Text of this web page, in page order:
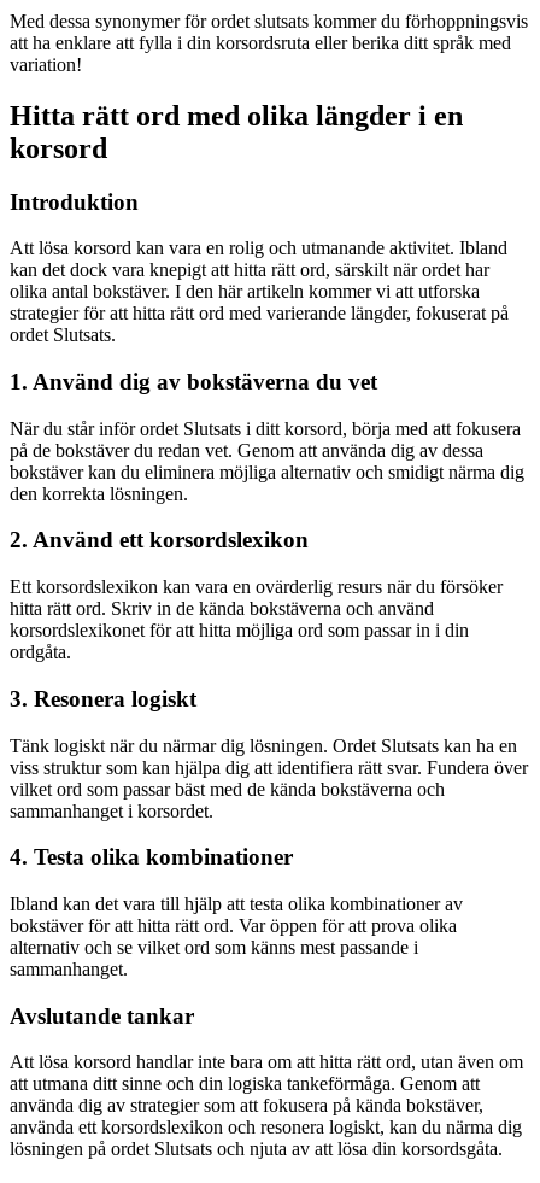
Med dessa synonymer för ordet slutsats kommer du förhoppningsvis
att ha enklare att fylla i din korsordsruta eller berika ditt språk med
variation!
Hitta rätt ord med olika längder i en
korsord
Introduktion
Att lösa korsord kan vara en rolig och utmanande aktivitet. Ibland
kan det dock vara knepigt att hitta rätt ord, särskilt när ordet har
olika antal bokstäver. I den här artikeln kommer vi att utforska
strategier för att hitta rätt ord med varierande längder, fokuserat på
ordet Slutsats.
1. Använd dig av bokstäverna du vet
När du står inför ordet Slutsats i ditt korsord, börja med att fokusera
på de bokstäver du redan vet. Genom att använda dig av dessa
bokstäver kan du eliminera möjliga alternativ och smidigt närma dig
den korrekta lösningen.
2. Använd ett korsordslexikon
Ett korsordslexikon kan vara en ovärderlig resurs när du försöker
hitta rätt ord. Skriv in de kända bokstäverna och använd
korsordslexikonet för att hitta möjliga ord som passar in i din
ordgåta.
3. Resonera logiskt
Tänk logiskt när du närmar dig lösningen. Ordet Slutsats kan ha en
viss struktur som kan hjälpa dig att identifiera rätt svar. Fundera över
vilket ord som passar bäst med de kända bokstäverna och
sammanhanget i korsordet.
4. Testa olika kombinationer
Ibland kan det vara till hjälp att testa olika kombinationer av
bokstäver för att hitta rätt ord. Var öppen för att prova olika
alternativ och se vilket ord som känns mest passande i
sammanhanget.
Avslutande tankar
Att lösa korsord handlar inte bara om att hitta rätt ord, utan även om
att utmana ditt sinne och din logiska tankeförmåga. Genom att
använda dig av strategier som att fokusera på kända bokstäver,
använda ett korsordslexikon och resonera logiskt, kan du närma dig
lösningen på ordet Slutsats och njuta av att lösa din korsordsgåta.